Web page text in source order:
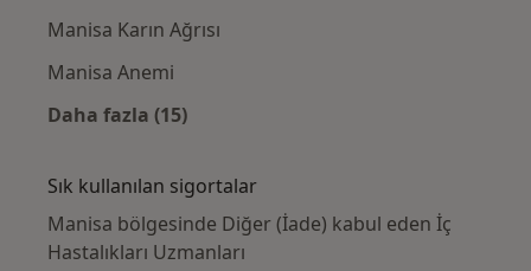
Manisa Karın Ağrısı
Manisa Anemi
Daha fazla (15)
Sık kullanılan sigortalar
Manisa bölgesinde Diğer (İade) kabul eden İç
Hastalıkları Uzmanları